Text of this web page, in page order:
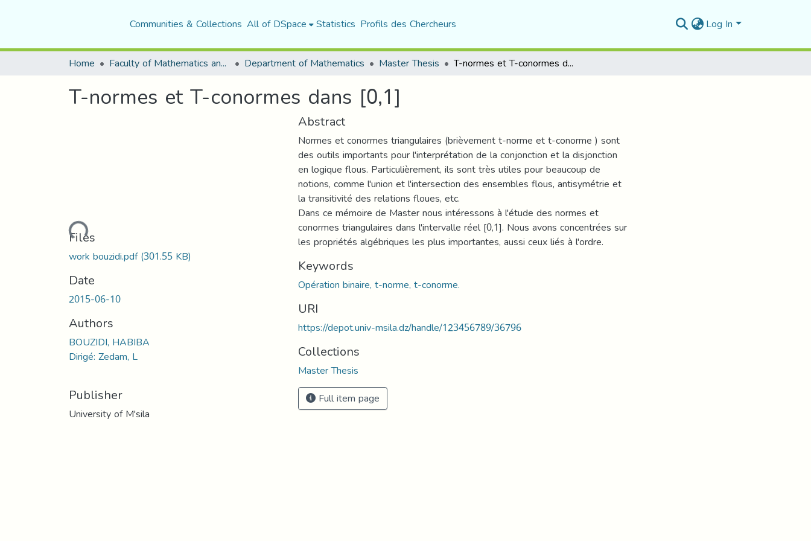
Communities & Collections All of DSpace Statistics Profils des Chercheurs Log In
Home Faculty of Mathematics and Computer Science Department of Mathematics Master Thesis T-normes et T-conormes dans [0,1]
T-normes et T-conormes dans [0,1]
Loading...
Files
work bouzidi.pdf(301.55 KB)
Date
2015-06-10
Authors
BOUZIDI, HABIBA
Dirigé: Zedam, L
Publisher
University of M'sila
Abstract
Normes et conormes triangulaires (brièvement t-norme et t-conorme ) sont
des outils importants pour l'interprétation de la conjonction et la disjonction
en logique flous. Particulièrement, ils sont très utiles pour beaucoup de
notions, comme l'union et l'intersection des ensembles flous, antisymétrie et
la transitivité des relations floues, etc.
Dans ce mémoire de Master nous intéressons à l'étude des normes et
conormes triangulaires dans l'intervalle réel [0,1]. Nous avons concentrées sur
les propriétés algébriques les plus importantes, aussi ceux liés à l'ordre.
Keywords
Opération binaire, t-norme, t-conorme.
URI
https://depot.univ-msila.dz/handle/123456789/36796
Collections
Master Thesis
Full item page